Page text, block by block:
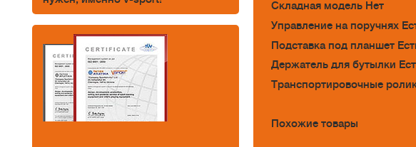
Складная модель Нет
Управление на поручнях
Подставка под планшет
Держатель для бутылки
Транспортировочные
Похожие товары